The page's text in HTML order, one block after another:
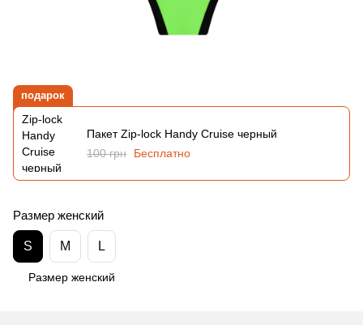
подарок
Пакет Zip-lock Handy Cruise черный
100 грн
Бесплатно
Размер женский
S M L
Размер женский